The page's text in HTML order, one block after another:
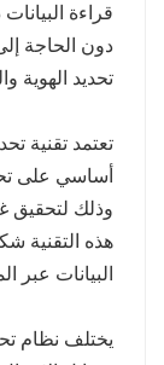
قراءة
دون الحاجة
تحديد الهوية
أساسي على
وذلك لتحقيق
هذه التقنية
البيانات عبر